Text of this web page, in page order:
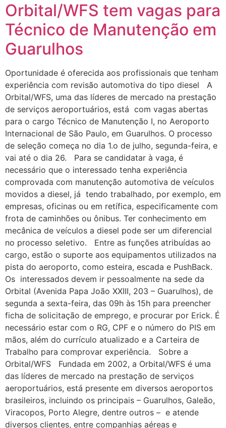
Orbital/WFS tem vagas para
Técnico de Manutenção em
Guarulhos
Oportunidade é oferecida aos profissionais que tenham
experiência com revisão automotiva do tipo diesel A
Orbital/WFS, uma das líderes de mercado na prestação
de serviços aeroportuários, está com vagas abertas
para o cargo Técnico de Manutenção I, no Aeroporto
Internacional de São Paulo, em Guarulhos. O processo
de seleção começa no dia 1.o de julho, segunda-feira, e
vai até o dia 26. Para se candidatar à vaga, é
necessário que o interessado tenha experiência
comprovada com manutenção automotiva de veículos
movidos a diesel, já tendo trabalhado, por exemplo, em
empresas, oficinas ou em retífica, especificamente com
frota de caminhões ou ônibus. Ter conhecimento em
mecânica de veículos a diesel pode ser um diferencial
no processo seletivo. Entre as funções atribuídas ao
cargo, estão o suporte aos equipamentos utilizados na
pista do aeroporto, como esteira, escada e PushBack.
Os interessados devem ir pessoalmente na sede da
Orbital (Avenida Papa João XXIII, 203 – Guarulhos), de
segunda a sexta-feira, das 09h às 15h para preencher
ficha de solicitação de emprego, e procurar por Erick. É
necessário estar com o RG, CPF e o número do PIS em
mãos, além do currículo atualizado e a Carteira de
Trabalho para comprovar experiência. Sobre a
Orbital/WFS Fundada em 2002, a Orbital/WFS é uma
das líderes de mercado na prestação de serviços
aeroportuários, está presente em diversos aeroportos
brasileiros, incluindo os principais – Guarulhos, Galeão,
Viracopos, Porto Alegre, dentre outros – e atende
diversos clientes, entre companhias aéreas e